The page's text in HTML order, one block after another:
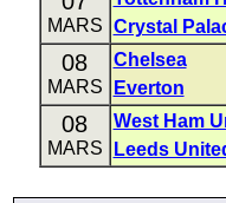
MARS Crystal
08
MARS
Chelsea
Everton
08
MARS
West Ham
Leeds